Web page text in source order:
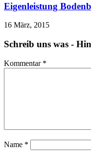
Eigenleistung
16 März, 2015
Schreib uns was -
Kommentar *
Name *